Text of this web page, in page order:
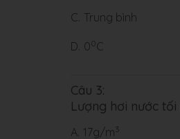
C. Trung bình
D. 00C
Câu 3:
Lượng hơi nước
A. 17g/m3